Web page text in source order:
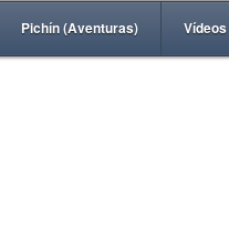
Pichín (Aventuras) Vídeos